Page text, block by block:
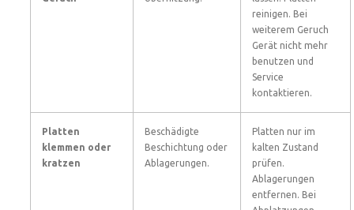
reinigen. Bei
weiterem Geruch
Gerät nicht mehr
benutzen und
Service
kontaktieren.
Platten
klemmen oder
kratzen
Beschädigte
Beschichtung oder
Ablagerungen.
Platten nur im
kalten Zustand
prüfen.
Ablagerungen
entfernen. Bei